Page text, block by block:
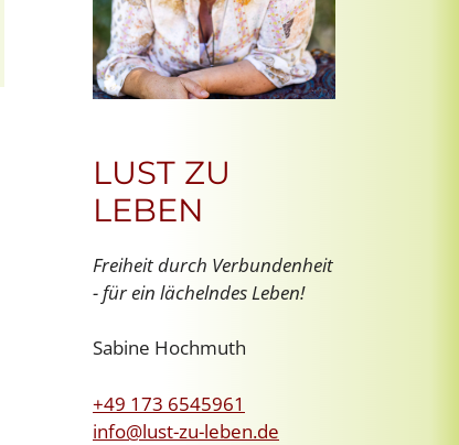
LUST ZU
LEBEN
Freiheit durch Verbundenheit
- für ein lächelndes Leben!
Sabine Hochmuth
+49 173 6545961
info@lust-zu-leben.de